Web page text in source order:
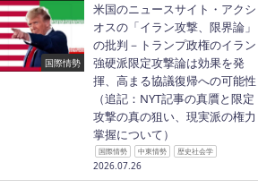
国際情勢
米国のニュースサイト・アクシ
オスの「イラン攻撃、限界論」
の批判－トランプ政権のイラン
強硬派限定攻撃論は効果を発
揮、高まる協議復帰への可能性
（追記：NYT記事の真贋と限定
攻撃の真の狙い、現実派の権力
掌握について）
国際情勢 中東情勢 歴史社会学
2026.07.26